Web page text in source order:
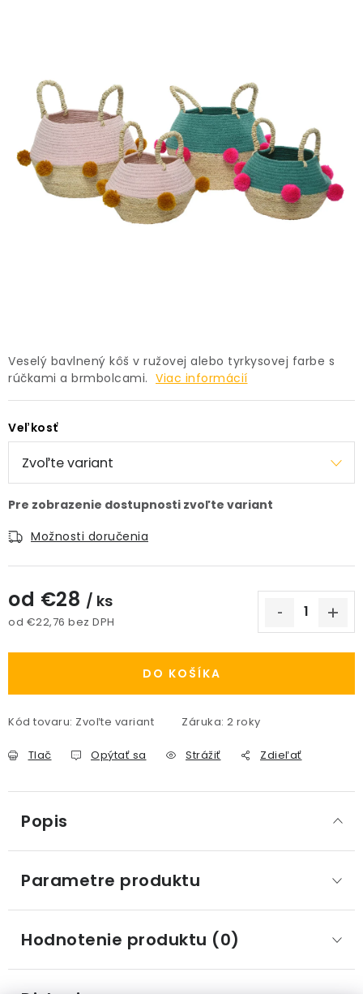
AKCIA
NOVINKY
KVETINÁČE A OBALY NA RASTLINY
Obchodné podmienky
Podmienky ochrany osobných údajov
O nás
Spôsoby platby
Informácie o doprave
Kontakt / Právne údaje
Veselý bavlnený kôš v ružovej alebo tyrkysovej farbe s
rúčkami a brmbolcami. Viac informácií
Veľkosť
Možnosti doručenia
od €28 / ks
od €22,76 bez DPH
DO KOŠÍKA
Kód tovaru: Zvoľte variant Záruka: 2 roky
Tlač Opýtať sa Strážiť Zdieľať
Popis
Parametre produktu
Hodnotenie produktu (0)